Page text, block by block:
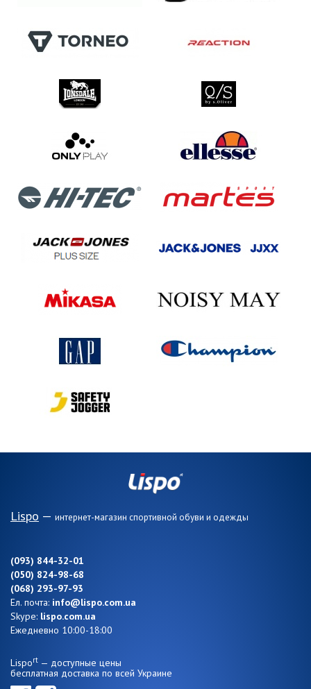
Lispo — интернет-магазин спортивной обуви и одежды
(093) 844-32-01
(050) 824-98-68
(068) 293-97-93
Ел. почта: info@lispo.com.ua
Skype: lispo.com.ua
Ежедневно 10:00-18:00
Lisport — доступные цены
бесплатная доставка по всей Украине